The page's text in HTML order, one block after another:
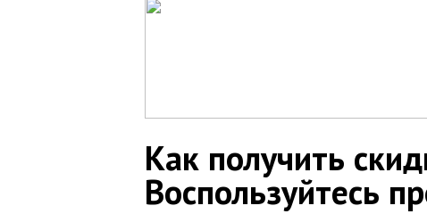
Как получить
Воспользуйтесь